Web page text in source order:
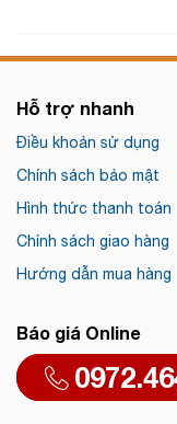
Hỗ trợ nhanh
Điều khoản sử dụng
Chính sách bảo mật
Hình thức thanh toán
Chính sách giao hàng
Hướng dẫn mua hàng
Báo giá Online